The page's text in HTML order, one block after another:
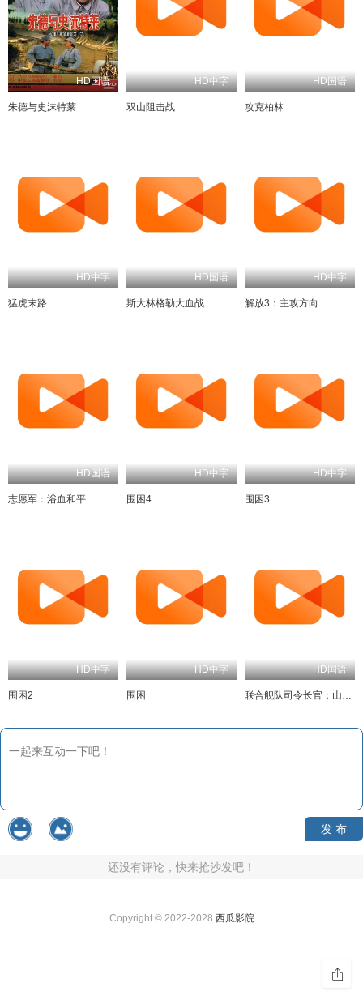
HD国语
朱德与史沫特莱
HD中字
双山阻击战
HD国语
攻克柏林
HD中字
猛虎末路
HD国语
斯大林格勒大血战
HD中字
解放3：主攻方向
HD国语
志愿军：浴血和平
HD中字
围困4
HD中字
围困3
HD中字
围困2
HD中字
围困
HD国语
联合舰队司令长官：山本五十六
发 布
还没有评论，快来抢沙发吧！
Copyright © 2022-2028 西瓜影院